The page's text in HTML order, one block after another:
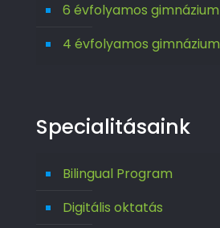
6 évfolyamos gimnázium
4 évfolyamos gimnázium
Specialitásaink
Bilingual Program
Digitális oktatás